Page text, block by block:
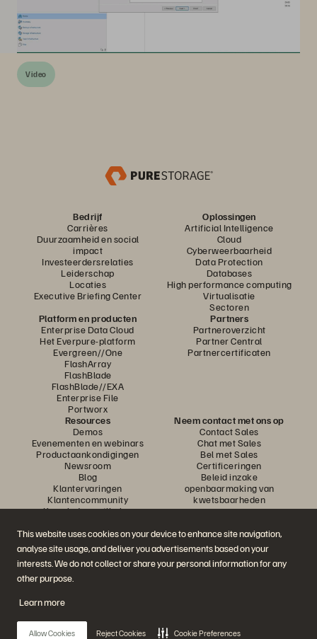
This website uses cookies on your device to enhance site navigation,
analyse site usage, and deliver you advertisements based on your
interests. We do not collect or share your personal information for any
other purpose.
Learn more
Allow Cookies Reject Cookies Cookie Preferences
Video
Bedrijf
Carrières
Duurzaamheid en social
impact
Investeerdersrelaties
Leiderschap
Locaties
Executive Briefing Center
Oplossingen
Artificial Intelligence
Cloud
Cyberweerbaarheid
Data Protection
Databases
High performance computing
Virtualisatie
Sectoren
Platform en producten
Enterprise Data Cloud
Het Everpure-platform
Evergreen//One
FlashArray
FlashBlade
FlashBlade//EXA
Enterprise File
Portworx
Partners
Partneroverzicht
Partner Central
Partnercertificaten
Resources
Demos
Evenementen en webinars
Productaankondigingen
Newsroom
Blog
Klantervaringen
Klantencommunity
Knowledge-artikelen
Neem contact met ons op
Contact Sales
Chat met Sales
Bel met Sales
Certificeringen
Beleid inzake
openbaarmaking van
kwetsbaarheden
Neem deel aan het gesprek
Volg alle officiële sociale kanalen van Everpure
© 2026 Everpure, Inc. Alle rechten voorbehouden.